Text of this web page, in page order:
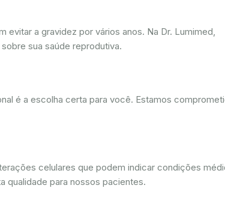
a gravidez por vários anos. Na Dr. Lumimed,
sua saúde reprodutiva.
é a escolha certa para você. Estamos
celulares que podem indicar condições
qualidade para nossos pacientes.